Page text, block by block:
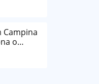
Campina
o
da